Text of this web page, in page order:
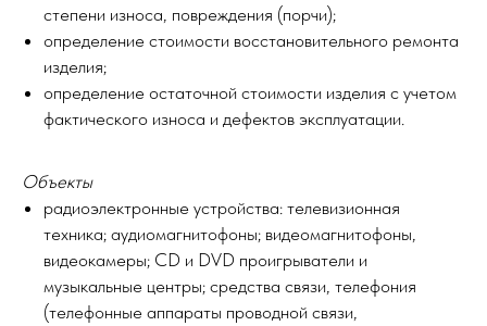
степени износа, повреждения (порчи);
определение стоимости восстановительного ремонта
изделия;
определение остаточной стоимости изделия с учетом
фактического износа и дефектов эксплуатации.
Объекты
радиоэлектронные устройства: телевизионная
техника; аудиомагнитофоны; видеомагнитофоны,
видеокамеры; CD и DVD проигрыватели и
музыкальные центры; средства связи, телефония
(телефонные аппараты проводной связи,